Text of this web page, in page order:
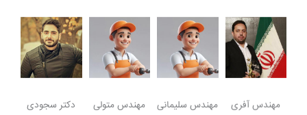
مهندس آفری
مهندس سلیمانی
مهندس متولی
دکتر سجودی